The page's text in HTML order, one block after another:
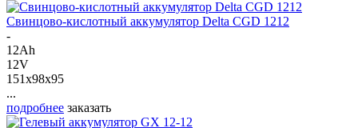
Свинцово-кислотный аккумулятор Delta CGD 1212
-
12Ah
12V
151x98x95
...
подробнее заказать